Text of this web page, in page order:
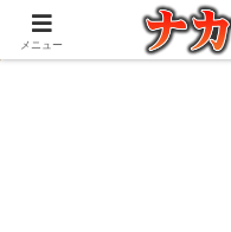
アウトドアとガジェット
メニュー